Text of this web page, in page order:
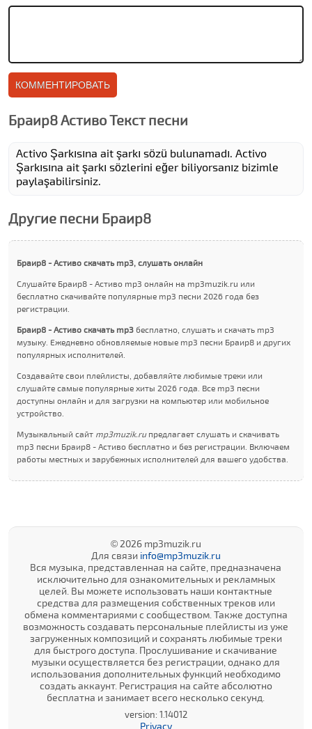
Браир8 Аcтиво Текст песни
Activo Şarkısına ait şarkı sözü bulunamadı. Activo
Şarkısına ait şarkı sözlerini eğer biliyorsanız bizimle
paylaşabilirsiniz.
Другие песни Браир8
Браир8 - Аcтиво скачать mp3, слушать онлайн
Слушайте Браир8 - Аcтиво mp3 онлайн на mp3muzik.ru или
бесплатно скачивайте популярные mp3 песни 2026 года без
регистрации.
Браир8 - Аcтиво скачать mp3 бесплатно, слушать и скачать mp3
музыку. Ежедневно обновляемые новые mp3 песни Браир8 и других
популярных исполнителей.
Создавайте свои плейлисты, добавляйте любимые треки или
слушайте самые популярные хиты 2026 года. Все mp3 песни
доступны онлайн и для загрузки на компьютер или мобильное
устройство.
Музыкальный сайт mp3muzik.ruпредлагает слушать и скачивать
mp3 песни Браир8 - Аcтиво бесплатно и без регистрации. Включаем
работы местных и зарубежных исполнителей для вашего удобства.
© 2026 mp3muzik.ru
Для связи info@mp3muzik.ru
Вся музыка, представленная на сайте, предназначена
исключительно для ознакомительных и рекламных
целей. Вы можете использовать наши контактные
средства для размещения собственных треков или
обмена комментариями с сообществом. Также доступна
возможность создавать персональные плейлисты из уже
загруженных композиций и сохранять любимые треки
для быстрого доступа. Прослушивание и скачивание
музыки осуществляется без регистрации, однако для
использования дополнительных функций необходимо
создать аккаунт. Регистрация на сайте абсолютно
бесплатна и занимает всего несколько секунд.
version: 1.14012
Privacy